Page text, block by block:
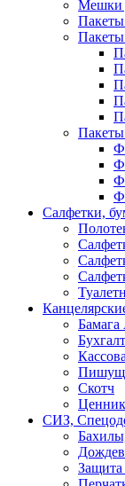
Мешки
Салфетки,
Скотч
СИЗ,
Защита